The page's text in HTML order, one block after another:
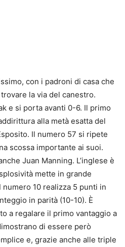
con i padroni di casa che
la via del canestro.
e si porta avanti 0-6. Il primo
alla metà esatta del
Il numero 57 si ripete
scossa importante ai suoi.
Juan Manning. L’inglese è
mette in grande
10 realizza 5 punti in
in parità (10-10). È
a regalare il primo vantaggio a
di essere però
e, grazie anche alle triple